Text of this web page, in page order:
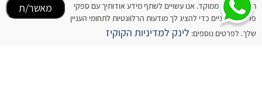
לאינסטגרם שלנו
המידע באתר זה אינו מהווה תחליף להיוועצות עם רופא או רוקח בטרם רכישת המוצר והתחלת
תוכן ופרסום ממוקד. אנו עשויים לשתף מידע אודותיך עם ספקי
פרסום חיצוניים כדי להציג לך מודעות הרלוונטיות לתחומי העניין
שלך. לפרטים נוספים: לינק למדיניות הקוקיז
מאשר/ת